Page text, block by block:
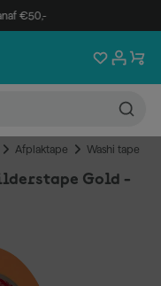
€50,-
Afplaktape Washi tape
Gold -